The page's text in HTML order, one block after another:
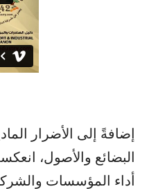
إضافةً إلى الأضرار
البضائع والأصول،
أداء المؤسسات